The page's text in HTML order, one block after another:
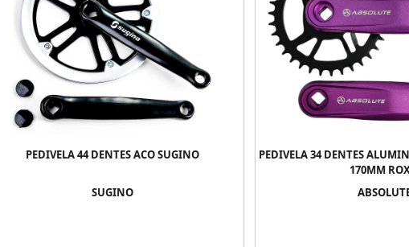
PEDIVELA 44 DENTES ACO SUGINO
SUGINO
PEDIVELA 34 DENTES
170MM